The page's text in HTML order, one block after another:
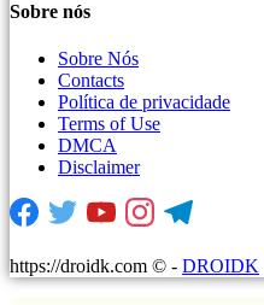
Sobre nós
Sobre Nós
Contacts
Política de privacidade
Terms of Use
DMCA
Disclaimer
https://droidk.com © - DROIDK